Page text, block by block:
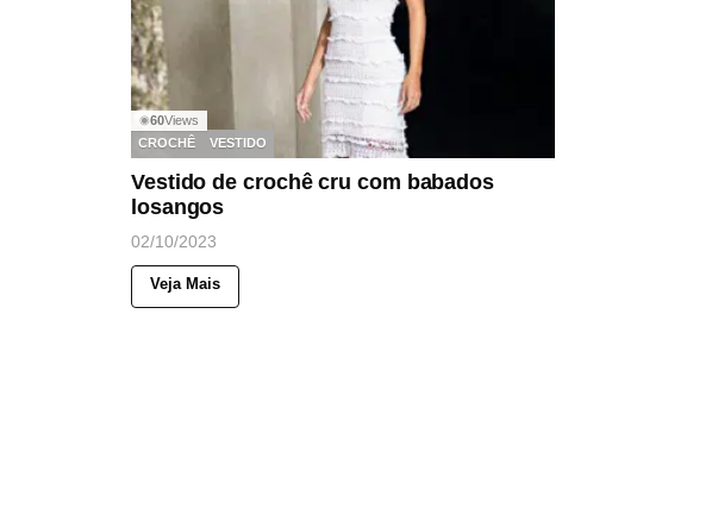
◉60Views
CROCHÊ
VESTIDO
Vestido de crochê cru com babados
losangos
02/10/2023
Veja Mais